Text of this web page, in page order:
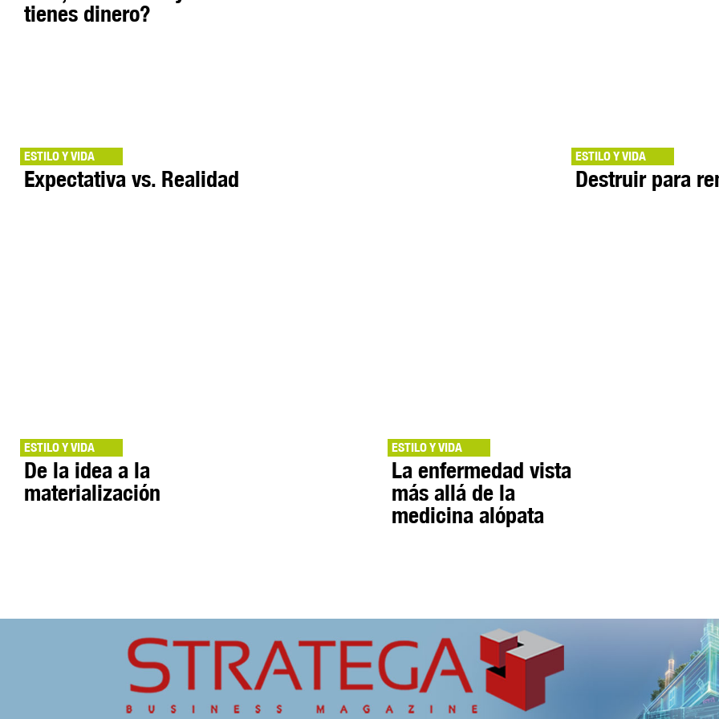
tienes dinero?
ESTILO Y VIDA
Expectativa vs. Realidad
ESTILO Y VIDA
Destruir para
ESTILO Y VIDA
De la idea a la
materialización
ESTILO Y VIDA
La enfermedad vista
más allá de la
medicina alópata